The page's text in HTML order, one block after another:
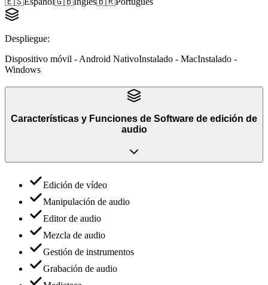
Despliegue:
Dispositivo móvil - Android NativoInstalado - MacInstalado -
Windows
Características y Funciones de Software de edición de
audio
Edición de vídeo
Manipulación de audio
Editor de audio
Mezcla de audio
Gestión de instrumentos
Grabación de audio